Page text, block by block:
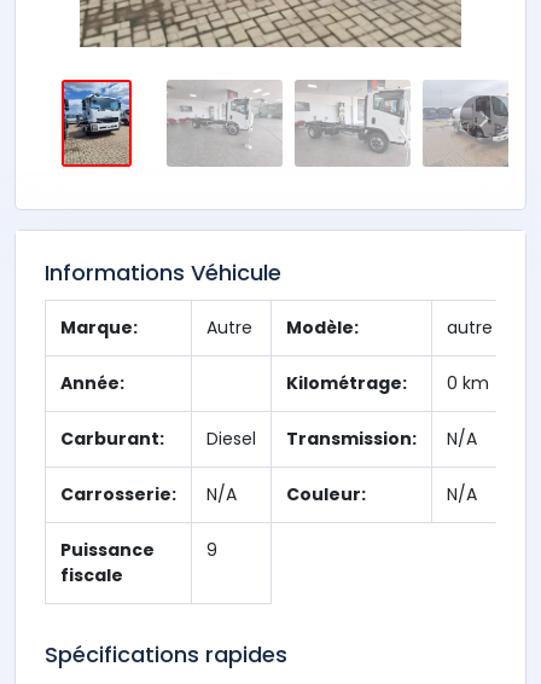
Informations Véhicule
Marque: Autre Modèle: autre
Année: Kilométrage: 0 km
Carburant: Diesel Transmission: N/A
Carrosserie: N/A Couleur: N/A
Puissance
fiscale
9
Spécifications rapides